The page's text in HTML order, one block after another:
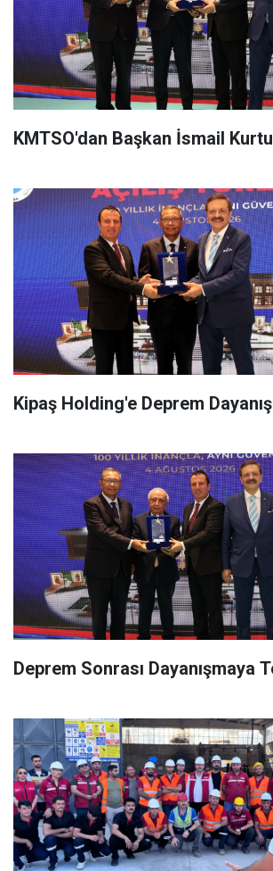
KMTSO'dan Başkan İsmail
Kipaş Holding'e Deprem
Deprem Sonrası Dayanışmaya